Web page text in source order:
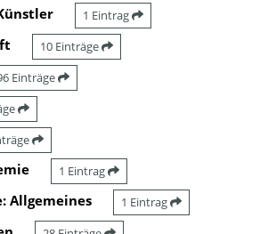
1 Eintrag
10 Einträge
Einträge
1 Eintrag
Allgemeines 1 Eintrag